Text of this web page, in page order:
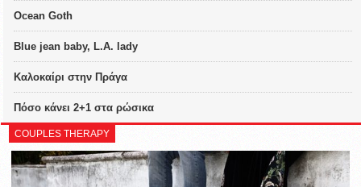
Ocean Goth
Blue jean baby, L.A. lady
Καλοκαίρι στην Πράγα
Πόσο κάνει 2+1 στα ρώσικα
COUPLES THERAPY